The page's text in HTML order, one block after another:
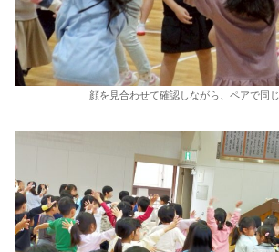
顔を見合わせて確認しながら、ペアで同じ